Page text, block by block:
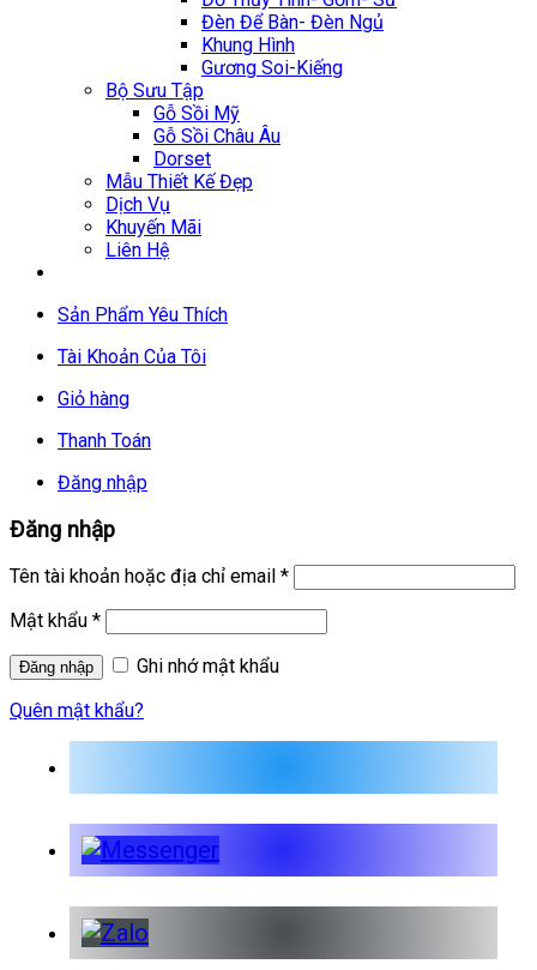
Đèn Để Bàn- Đèn Ngủ
Khung Hình
Gương Soi-Kiếng
Bộ Sưu Tập
Gỗ Sồi Mỹ
Gỗ Sồi Châu Âu
Dorset
Mẫu Thiết Kế Đẹp
Dịch Vụ
Khuyến Mãi
Liên Hệ
Sản Phẩm Yêu Thích
Tài Khoản Của Tôi
Giỏ hàng
Thanh Toán
Đăng nhập
Đăng nhập
Tên tài khoản hoặc địa chỉ email *
Mật khẩu *
Ghi nhớ mật khẩu
Quên mật khẩu?